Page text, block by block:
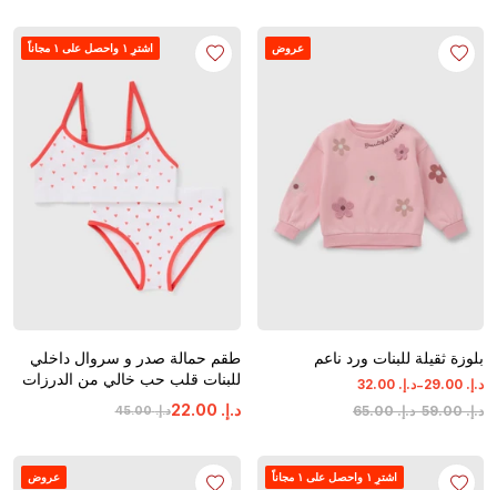
عروض
بلوزة ثقيلة للبنات ورد ناعم
د.إ. 29.00
-د.إ. 32.00
د.إ.‏
59.00
-د.إ.‏
65.00
اشترِ ١ واحصل على ١ مجاناً
طقم حمالة صدر و سروال داخلي
للبنات قلب حب خالي من الدرزات
د.إ.‏
45.00 د.إ. 22.00
اشترِ ١ واحصل على ١ مجاناً عروض